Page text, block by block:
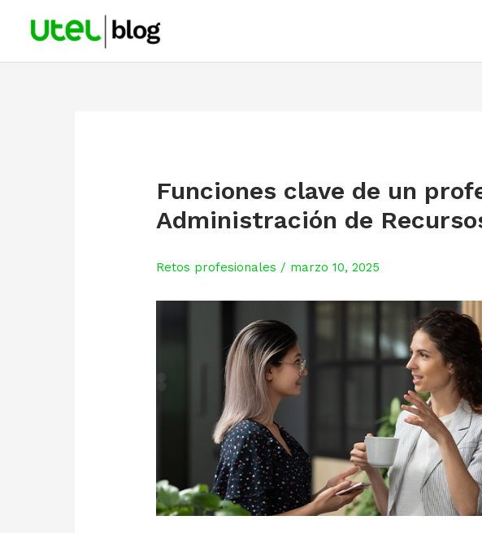
Funciones clave de un
Administración de
Retos profesionales / marzo 10, 2025